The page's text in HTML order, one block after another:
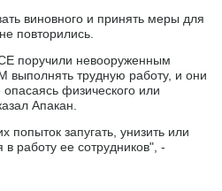
виновного и принять меры для
повторились.
поручили невооруженным
трудную работу, и они
физического или
Апакан.
попыток запугать, унизить или
работу ее сотрудников", -